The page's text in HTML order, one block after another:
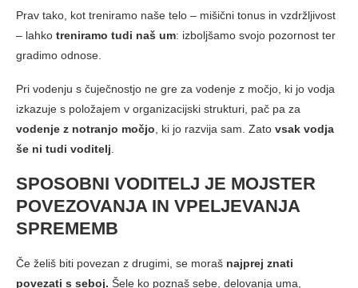
Prav tako, kot treniramo naše telo – mišični tonus in vzdržljivost
– lahko treniramo tudi naš um: izboljšamo svojo pozornost ter
gradimo odnose.
Pri vodenju s čuječnostjo ne gre za vodenje z močjo, ki jo vodja
izkazuje s položajem v organizacijski strukturi, pač pa za
vodenje z notranjo močjo , ki jo razvija sam. Zato vsak vodja
še ni tudi voditelj
SPOSOBNI VODITELJ JE MOJSTER
POVEZOVANJA IN VPELJEVANJA
SPREMEMB
Če želiš biti povezan z drugimi, se moraš najprej znati
povezati s seboj. Šele ko poznaš sebe, delovanja uma,